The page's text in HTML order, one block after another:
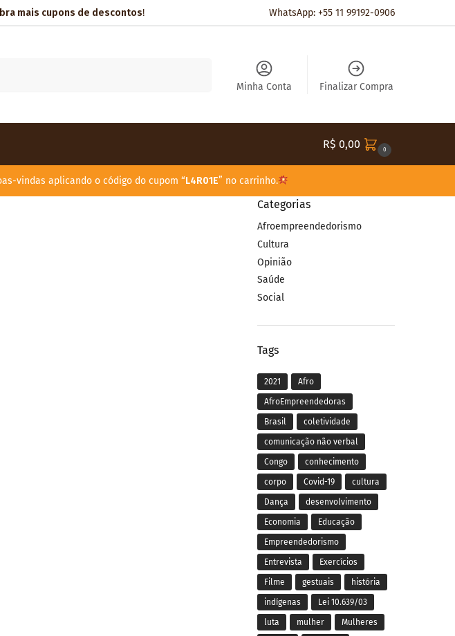
mais cupons de descontos! WhatsApp: +55 11 99192-0906
Minha Conta Finalizar Compra
R$ 0,00 0
vindas aplicando o código do cupom “L4R01E” no carrinho.
Categorias
Afroempreendedorismo
Cultura
Opinião
Saúde
Social
Tags
2021 Afro
AfroEmpreendedoras
Brasil coletividade
comunicação não verbal
Congo conhecimento
corpo Covid-19 cultura
Dança desenvolvimento
Economia Educação
Empreendedorismo
Entrevista Exercícios
Filme gestuais história
indígenas Lei 10.639/03
luta mulher Mulheres